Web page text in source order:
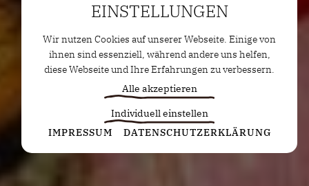
EINSTELLUNGEN
Wir nutzen Cookies auf unserer Webseite. Einige von
ihnen sind essenziell, während andere uns helfen,
diese Webseite und Ihre Erfahrungen zu verbessern.
Alle akzeptieren
Individuell einstellen
Statistiken
Diese Cookies erfassen anonyme Statistiken. Diese
IMPRESSUM DATENSCHUTZERKLÄRUNG